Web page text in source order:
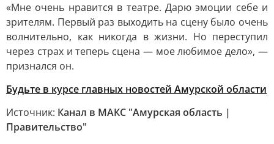
«Мне очень нравится в театре. Дарю эмоции себе и
зрителям. Первый раз выходить на сцену было очень
волнительно, как никогда в жизни. Но переступил
через страх и теперь сцена — мое любимое дело», —
признался он.
Будьте в курсе главных новостей Амурской области
Источник: Канал в МАКС "Амурская область |
Правительство"